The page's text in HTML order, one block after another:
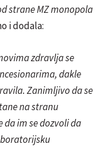
strane MZ monopola
i dodala:
zdravlja se
dakle
Zanimljivo da se
na stranu
im se dozvoli da